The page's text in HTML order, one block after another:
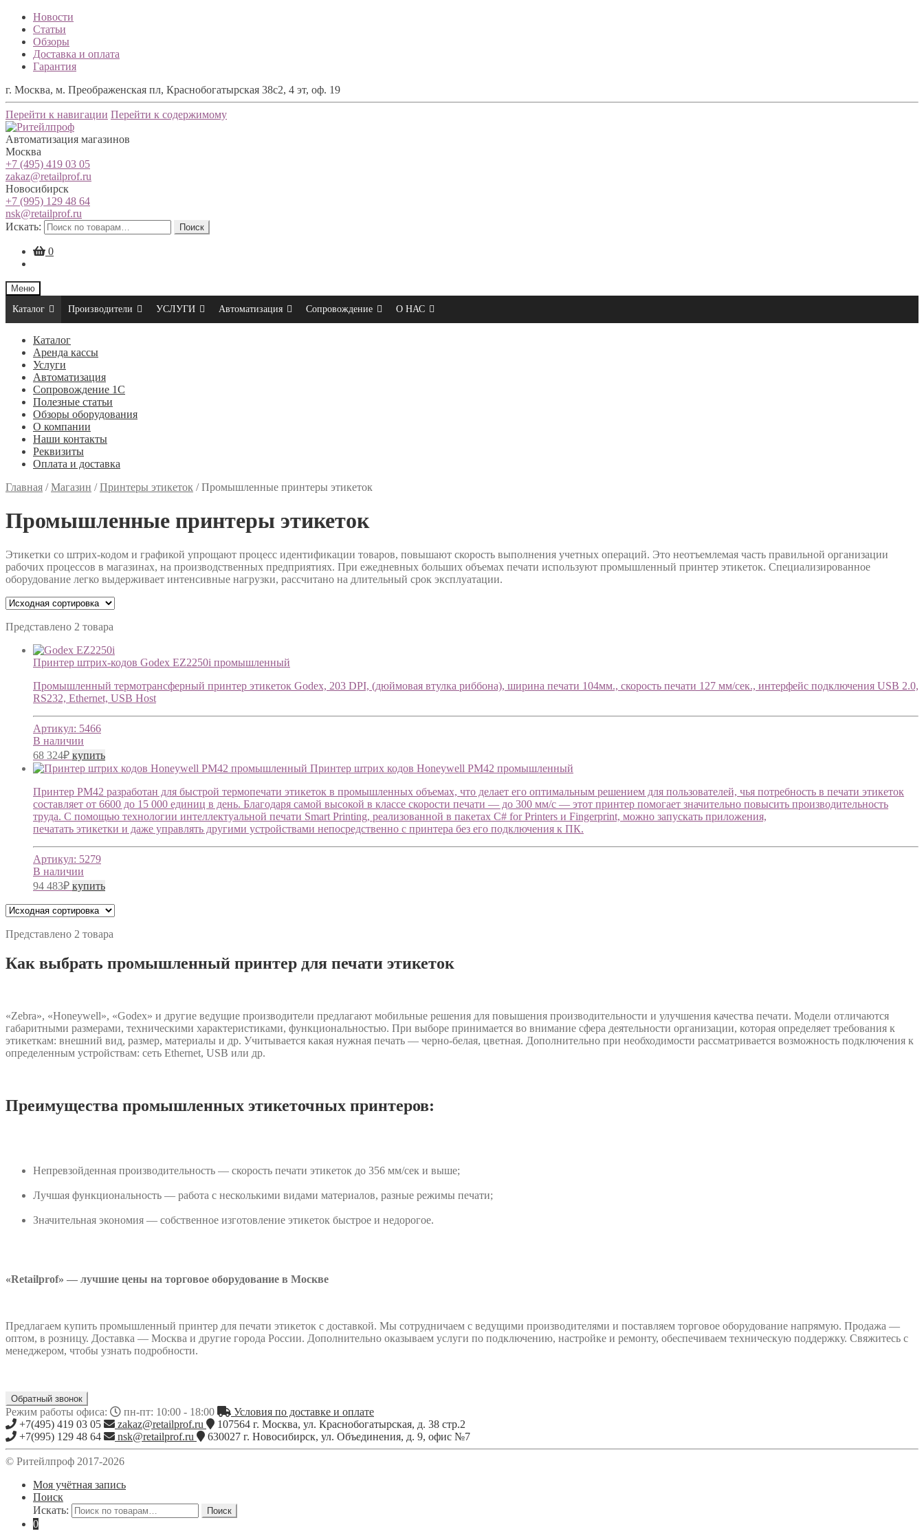
Новости
Статьи
Обзоры
Доставка и оплата
Гарантия
г. Москва, м. Преображенская пл, Краснобогатырская 38с2, 4 эт, оф. 19
Перейти к навигации Перейти к содержимому
Автоматизация магазинов
Москва
+7 (495) 419 03 05
zakaz@retailprof.ru
Новосибирск
+7 (995) 129 48 64
nsk@retailprof.ru
Искать:
Поиск
0
Меню
Каталог
Производители УСЛУГИ Автоматизация Сопровождение О НАС
Каталог
Аренда кассы
Услуги
Автоматизация
Сопровождение 1С
Полезные статьи
Обзоры оборудования
О компании
Наши контакты
Реквизиты
Оплата и доставка
Главная /Магазин /Принтеры этикеток /Промышленные принтеры этикеток
Промышленные принтеры этикеток
Этикетки со штрих-кодом и графикой упрощают процесс идентификации товаров, повышают скорость выполнения учетных операций. Это неотъемлемая часть правильной организации
рабочих процессов в магазинах, на производственных предприятиях. При ежедневных больших объемах печати используют промышленный принтер этикеток. Специализированное
оборудование легко выдерживает интенсивные нагрузки, рассчитано на длительный срок эксплуатации.
Представлено 2 товара
Принтер штрих-кодов Godex EZ2250i промышленный
Промышленный термотрансферный принтер этикеток Godex, 203 DPI, (дюймовая втулка риббона), ширина печати 104мм., скорость печати 127 мм/сек., интерфейс подключения USB 2.0,
RS232, Ethernet, USB Host
Артикул: 5466
В наличии
68 324₽ купить
Принтер штрих кодов Honeywell PM42 промышленный
Принтер PM42 разработан для быстрой термопечати этикеток в промышленных объемах, что делает его оптимальным решением для пользователей, чья потребность в печати этикеток
составляет от 6600 до 15 000 единиц в день. Благодаря самой высокой в классе скорости печати — до 300 мм/с — этот принтер помогает значительно повысить производительность
труда. С помощью технологии интеллектуальной печати Smart Printing, реализованной в пакетах C# for Printers и Fingerprint, можно запускать приложения,
печатать этикетки и даже управлять другими устройствами непосредственно с принтера без его подключения к ПК.
Артикул: 5279
В наличии
94 483₽ купить
Представлено 2 товара
Как выбрать промышленный принтер для печати этикеток
«Zebra», «Honeywell», «Godex» и другие ведущие производители предлагают мобильные решения для повышения производительности и улучшения качества печати. Модели отличаются
габаритными размерами, техническими характеристиками, функциональностью. При выборе принимается во внимание сфера деятельности организации, которая определяет требования к
этикеткам: внешний вид, размер, материалы и др. Учитывается какая нужная печать — черно-белая, цветная. Дополнительно при необходимости рассматривается возможность подключения к
определенным устройствам: сеть Ethernet, USB или др.
Преимущества промышленных этикеточных принтеров:
Непревзойденная производительность — скорость печати этикеток до 356 мм/сек и выше;
Лучшая функциональность — работа с несколькими видами материалов, разные режимы печати;
Значительная экономия — собственное изготовление этикеток быстрое и недорогое.
«Retailprof» — лучшие цены на торговое оборудование в Москве
Предлагаем купить промышленный принтер для печати этикеток с доставкой. Мы сотрудничаем с ведущими производителями и поставляем торговое оборудование напрямую. Продажа —
оптом, в розницу. Доставка — Москва и другие города России. Дополнительно оказываем услуги по подключению, настройке и ремонту, обеспечиваем техническую поддержку. Свяжитесь с
менеджером, чтобы узнать подробности.
Обратный звонок
Режим работы офиса: пн-пт: 10:00 - 18:00
Условия по доставке и оплате
+7(495) 419 03 05
zakaz@retailprof.ru 107564 г. Москва, ул. Краснобогатырская, д. 38 стр.2
+7(995) 129 48 64
nsk@retailprof.ru 630027 г. Новосибирск, ул. Объединения, д. 9, офис №7
© Ритейлпроф 2017-2026
Моя учётная запись
Поиск
Искать:
Поиск
0